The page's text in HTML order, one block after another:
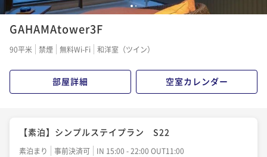
【一泊二食】割烹 松秀 季節のおすすめ会席
二食付き 事前決済可
IN 15:00 - 18:00 OUT11:00
2名 ¥ 96,140 ~
秀 【季節の贅沢会席】 宿泊プラン S22
二食付き 事前決済可
IN 15:00 - 18:00 OUT11:00
12
GAHAMAtower3F
90平米 禁煙 無料Wi-Fi 和洋室（ツイン）
部屋詳細 空室カレンダー
【素泊】シンプルステイプラン S22
素泊まり 事前決済可
IN 15:00 - 22:00 OUT11:00